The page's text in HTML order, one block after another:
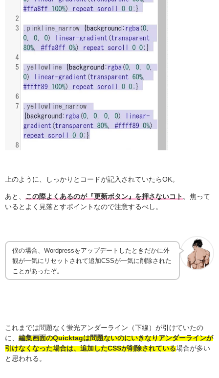
上のように、しっかりとコードが記入されていたらOK。
あと、 この際よくあるのが『更新ボタン』を押さないコト。焦って
いるとよく見落とすポイントなので注意するべし。
僕の場合、Wordpressをアップデートしたときだかに外
観が一気にリセットされて追加CSSが一気に削除された
ことがあったぞ。
これまでは問題なく蛍光アンダーライン（下線）が引けていたの
に、 編集画面のQuicktagは問題ないのにいきなりアンダーラインが
引けなくなった場合は、追加したCSSが削除されている場合が多い
と思われる。